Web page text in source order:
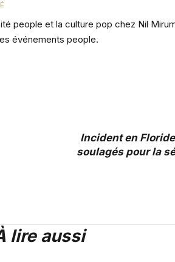
people et la culture pop chez Nil
événements people.
Incident en
soulagés pour la
lire aussi